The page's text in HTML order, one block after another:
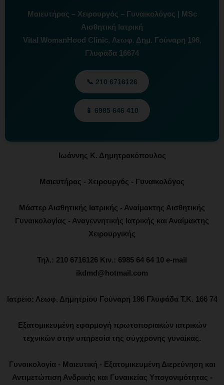
Μαιευτήρας – Χειρουργός – Γυναικολόγος | MSc
Αισθητική Ιατρική
Vital WomanHood Clinic, Λεωφ. Δημ. Γούναρη 196,
Γλυφάδα 16674
📞 210 6716126
📱 6985 646 410
Ιωάννης Κ. Δημητρακόπουλος
Μαιευτήρας - Χειρουργός - Γυναικολόγος
Μάστερ Αισθητικής Ιατρικής - Αναίμακτης Αισθητικής
Γυναικολογίας - Αναγεννητικής Ιατρικής και Αναίμακτης
Χειρουργικής
Τηλ.: 210 6716126 Κιν.: 6985 64 64 10 e-mail
ikdmd@hotmail.com
Ιατρείο: Λεωφ. Δημητρίου Γούναρη 196 Γλυφάδα Τ.Κ. 166 74
Εξατομικευμένη εφαρμογή πρωτοποριακών ιατρικών
τεχνικών στην υπηρεσία της σύγχρονης γυναίκας.
Γυναικολογία - Μαιευτική - Εξατομικευμένη Διερεύνηση και
Αντιμετώπιση Ανδρικής και Γυναικείας Υπογονιμότητας -